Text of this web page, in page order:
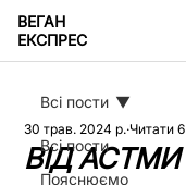
ВЕГАН
ЕКСПРЕС
Всі пости
Пояснюємо
Всі пости
ВІД
30 трав. 2024 р. Читати